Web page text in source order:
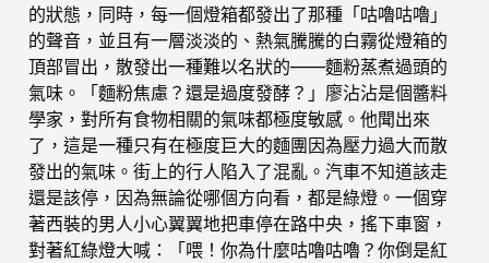
的狀態，同時，每一個燈箱都發出了那種「咕嚕咕嚕」
的聲音，並且有一層淡淡的、熱氣騰騰的白霧從燈箱的
頂部冒出，散發出一種難以名狀的——麵粉蒸煮過頭的
氣味。「麵粉焦慮？還是過度發酵？」廖沾沾是個醬料
學家，對所有食物相關的氣味都極度敏感。他聞出來
了，這是一種只有在極度巨大的麵團因為壓力過大而散
發出的氣味。街上的行人陷入了混亂。汽車不知道該走
還是該停，因為無論從哪個方向看，都是綠燈。一個穿
著西裝的男人小心翼翼地把車停在路中央，搖下車窗，
對著紅綠燈大喊：「喂！你為什麼咕嚕咕嚕？你倒是紅